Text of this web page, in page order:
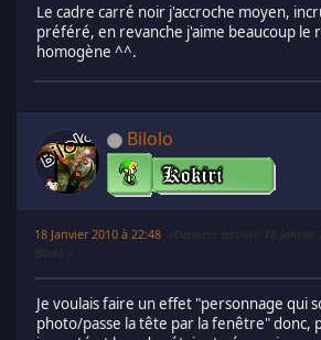
Le cadre carré noir j'accroche moyen,
préféré, en revanche j'aime beaucoup le
homogène ^^.
Bilolo
18 Janvier 2010 à 22:48 Dernière édition
Bilolo
Je voulais faire un effet "personnage qui
photo/passe la tête par la fenêtre" donc,